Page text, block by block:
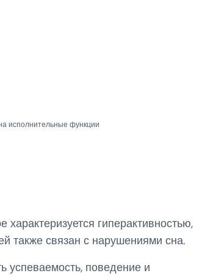
исполнительные функции
характеризуется гиперактивностью,
также связан с нарушениями сна.
успеваемость, поведение и